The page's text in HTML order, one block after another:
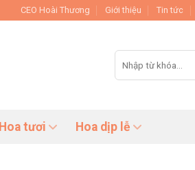
CEO Hoài Thương Giới thiệu Tin tức
Tìm
kiếm:
Hoa tươi Hoa dịp lễ